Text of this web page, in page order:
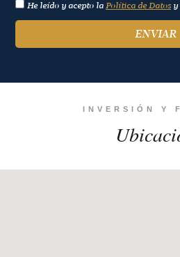
He leído y acepto la Política de Datos y
ENVIAR
INVERSIÓN Y